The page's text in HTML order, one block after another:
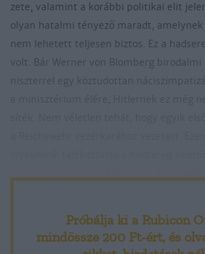
ze­te, va­la­mint a ko­ráb­bi po­li­ti­kai elit
olyan ha­tal­mi té­nye­ző ma­radt,
nem le­he­tett tel­je­sen biz­tos. Ez a
volt. Bár Werner von Blomberg
nisz­ter­rel egy köz­tu­dot­tan
jobb kar­rier­le­he­tő­sé­gek­kel, mind­há­rom
Próbálja ki a Rubicon
mindössze 200 Ft-ért, és